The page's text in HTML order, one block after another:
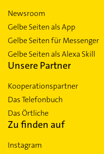
Newsroom
Gelbe Seiten als App
Gelbe Seiten für Messenger
Gelbe Seiten als Alexa Skill
Unsere Partner
Kooperationspartner
Das Telefonbuch
Das Örtliche
Zu finden auf
Instagram